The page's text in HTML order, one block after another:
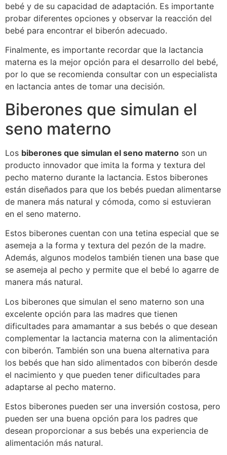
bebé y de su capacidad de adaptación. Es importante
probar diferentes opciones y observar la reacción del
bebé para encontrar el biberón adecuado.
Finalmente, es importante recordar que la lactancia
materna es la mejor opción para el desarrollo del bebé,
por lo que se recomienda consultar con un especialista
en lactancia antes de tomar una decisión.
Biberones que simulan el
seno materno
Los biberones que simulan el seno materno son un
producto innovador que imita la forma y textura del
pecho materno durante la lactancia. Estos biberones
están diseñados para que los bebés puedan alimentarse
de manera más natural y cómoda, como si estuvieran
en el seno materno.
Estos biberones cuentan con una tetina especial que se
asemeja a la forma y textura del pezón de la madre.
Además, algunos modelos también tienen una base que
se asemeja al pecho y permite que el bebé lo agarre de
manera más natural.
Los biberones que simulan el seno materno son una
excelente opción para las madres que tienen
dificultades para amamantar a sus bebés o que desean
complementar la lactancia materna con la alimentación
con biberón. También son una buena alternativa para
los bebés que han sido alimentados con biberón desde
el nacimiento y que pueden tener dificultades para
adaptarse al pecho materno.
Estos biberones pueden ser una inversión costosa, pero
pueden ser una buena opción para los padres que
desean proporcionar a sus bebés una experiencia de
alimentación más natural.